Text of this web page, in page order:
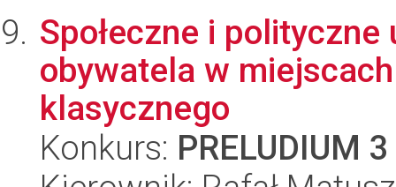
Społeczne i
obywatela w
klasycznego
Konkurs: PRELUDIUM 3